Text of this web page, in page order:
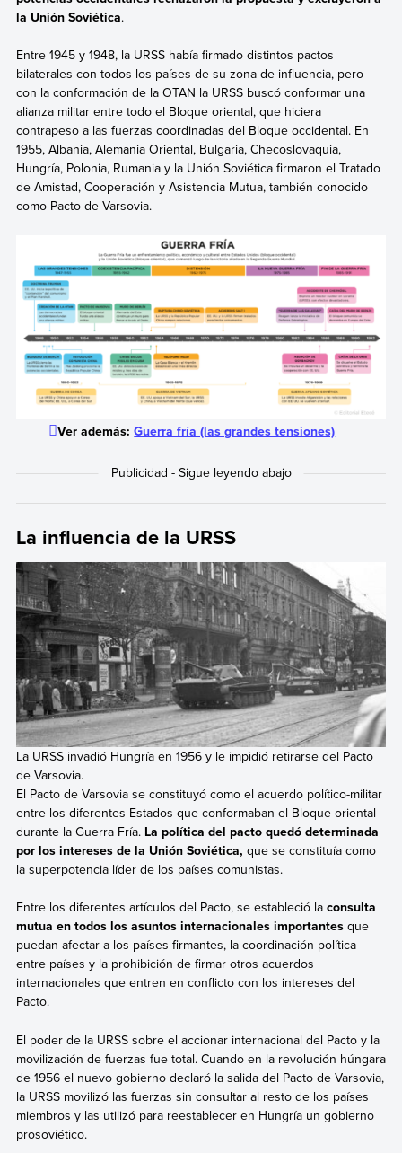
la Unión Soviética.
Entre 1945 y 1948, la URSS había firmado distintos pactos
bilaterales con todos los países de su zona de influencia, pero
con la conformación de la OTAN la URSS buscó conformar una
alianza militar entre todo el Bloque oriental, que hiciera
contrapeso a las fuerzas coordinadas del Bloque occidental. En
1955, Albania, Alemania Oriental, Bulgaria, Checoslovaquia,
Hungría, Polonia, Rumania y la Unión Soviética firmaron el Tratado
de Amistad, Cooperación y Asistencia Mutua, también conocido
como Pacto de Varsovia.
Ver además:Guerra fría (las grandes tensiones)
La influencia de la URSS
La URSS invadió Hungría en 1956 y le impidió retirarse del Pacto
de Varsovia.
El Pacto de Varsovia se constituyó como el acuerdo político-militar
entre los diferentes Estados que conformaban el Bloque oriental
durante la Guerra Fría. La política del pacto quedó determinada
por los intereses de la Unión Soviética, que se constituía como
la superpotencia líder de los países comunistas.
Entre los diferentes artículos del Pacto, se estableció la consulta
mutua en todos los asuntos internacionales importantesque
puedan afectar a los países firmantes, la coordinación política
entre países y la prohibición de firmar otros acuerdos
internacionales que entren en conflicto con los intereses del
Pacto.
El poder de la URSS sobre el accionar internacional del Pacto y la
movilización de fuerzas fue total. Cuando en la revolución húngara
de 1956 el nuevo gobierno declaró la salida del Pacto de Varsovia,
la URSS movilizó las fuerzas sin consultar al resto de los países
miembros y las utilizó para reestablecer en Hungría un gobierno
prosoviético.